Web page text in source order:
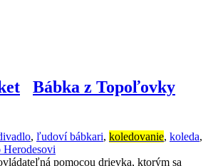
Bábka z Topoľovky
, ľudoví bábkari, koledovanie, koleda,
Herodesovi
pomocou drievka, ktorým sa